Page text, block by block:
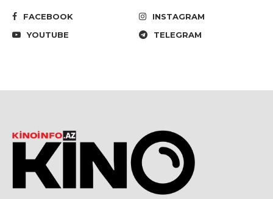
FACEBOOK
INSTAGRAM
YOUTUBE
TELEGRAM